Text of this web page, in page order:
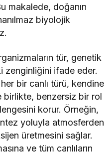
makalede, doğanın
biyolojik
tür, genetik
zenginliğini ifade eder.
bir canlı türü, kendine
benzersiz bir rol
korur. Örneğin,
yoluyla atmosferden
üretmesini sağlar.
ve tüm canlıların